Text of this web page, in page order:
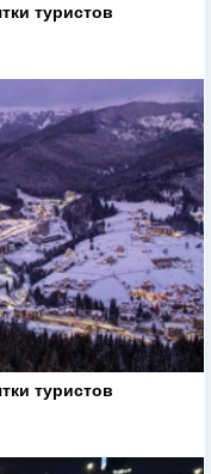
туристов
туристов